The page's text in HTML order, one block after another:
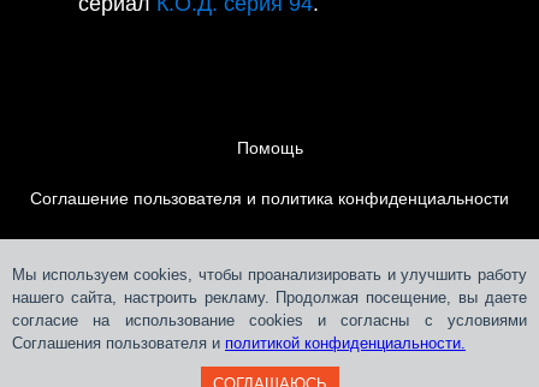
Мы используем cookies, чтобы проанализировать и улучшить работу
нашего сайта, настроить рекламу. Продолжая посещение, вы даете
согласие на использование cookies и согласны с условиями
Соглашения пользователя и политикой конфиденциальности.
Помощь
Соглашение пользователя и политика конфиденциальности
Размещение рекламы